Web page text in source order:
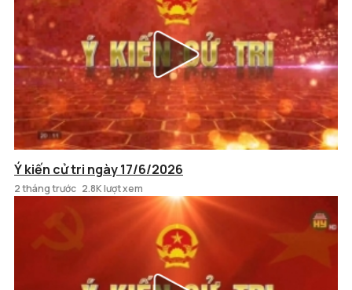
Ý kiến cử tri ngày 17/6/2026
2 tháng trước 2.8K lượt xem